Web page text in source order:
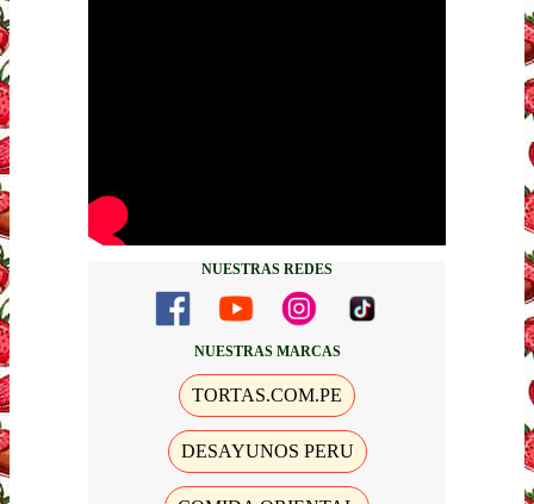
NUESTRAS REDES
NUESTRAS MARCAS
TORTAS.COM.PE
DESAYUNOS PERU